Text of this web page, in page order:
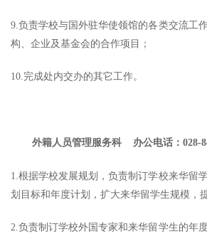
9.负责学校与国外驻华使领馆的各类交流工
构、企业及基金会的合作项目；
10.完成处内交办的其它工作。
外籍人员管理服务科 办公电话：028-
1.根据学校发展规划，负责制订学校来华留
划目标和年度计划，扩大来华留学生规模，
2.负责制订学校外国专家和来华留学生的年